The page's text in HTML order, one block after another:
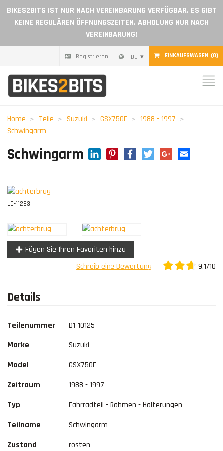
BIKES2BITS IST NUR NACH VEREINBARUNG VERFÜGBAR. ES GIBT
KEINE REGULÄREN ÖFFNUNGSZEITEN. ABHOLUNG NUR NACH
VEREINBARUNG!
EINKAUFSWAGEN (0)
DE
Registrieren
Teile
Geschenkgutschein
Blog
Ein Händler werden
Kontakt
Home Teile Suzuki GSX750F
1988 - 1997
Schwingarm
Schwingarm LinkedIn
Pinterest
Facebook
TwitterGoogle+
L0-11263
Fügen Sie Ihren Favoriten hinzu
Schreib eine Bewertung
9.1/10
Details
Teilenummer
D1-10125
Marke
Suzuki
Model
GSX750F
Zeitraum
1988 - 1997
Typ
Fahrradteil - Rahmen - Halterungen
Teilname
Schwingarm
Zustand
rosten